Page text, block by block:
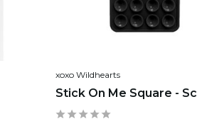
xoxo Wildhearts
Stick On Me Square -